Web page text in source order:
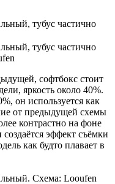
тубус частично
тубус частично
софтбокс стоит
яркость около 40%.
он используется как
от предыдущей схемы
контрастно на фоне
эффект съёмки
как будто плавает в
Схема: Looufen